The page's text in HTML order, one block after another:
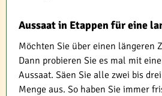
Aussaat in Etappen für eine
Möchten Sie über einen längeren
Dann probieren Sie es mal mit
Aussaat. Säen Sie alle zwei bis
Menge aus. So haben Sie immer